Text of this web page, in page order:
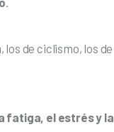
de ciclismo, los de
fatiga, el estrés y la